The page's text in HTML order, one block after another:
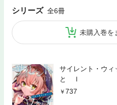
シリーズ 全6冊
未購入巻を
サイレント・ウ
と Ｉ
737